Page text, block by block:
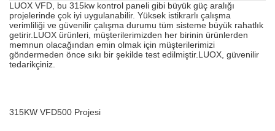
LUOX VFD, bu 315kw kontrol paneli gibi büyük güç aralığı
projelerinde çok iyi uygulanabilir. Yüksek istikrarlı çalışma
verimliliği ve güvenilir çalışma durumu tüm sisteme büyük rahatlık
getirir.LUOX ürünleri, müşterilerimizden her birinin ürünlerden
memnun olacağından emin olmak için müşterilerimizi
göndermeden önce sıkı bir şekilde test edilmiştir.LUOX, güvenilir
tedarikçiniz.
315KW VFD500 Projesi